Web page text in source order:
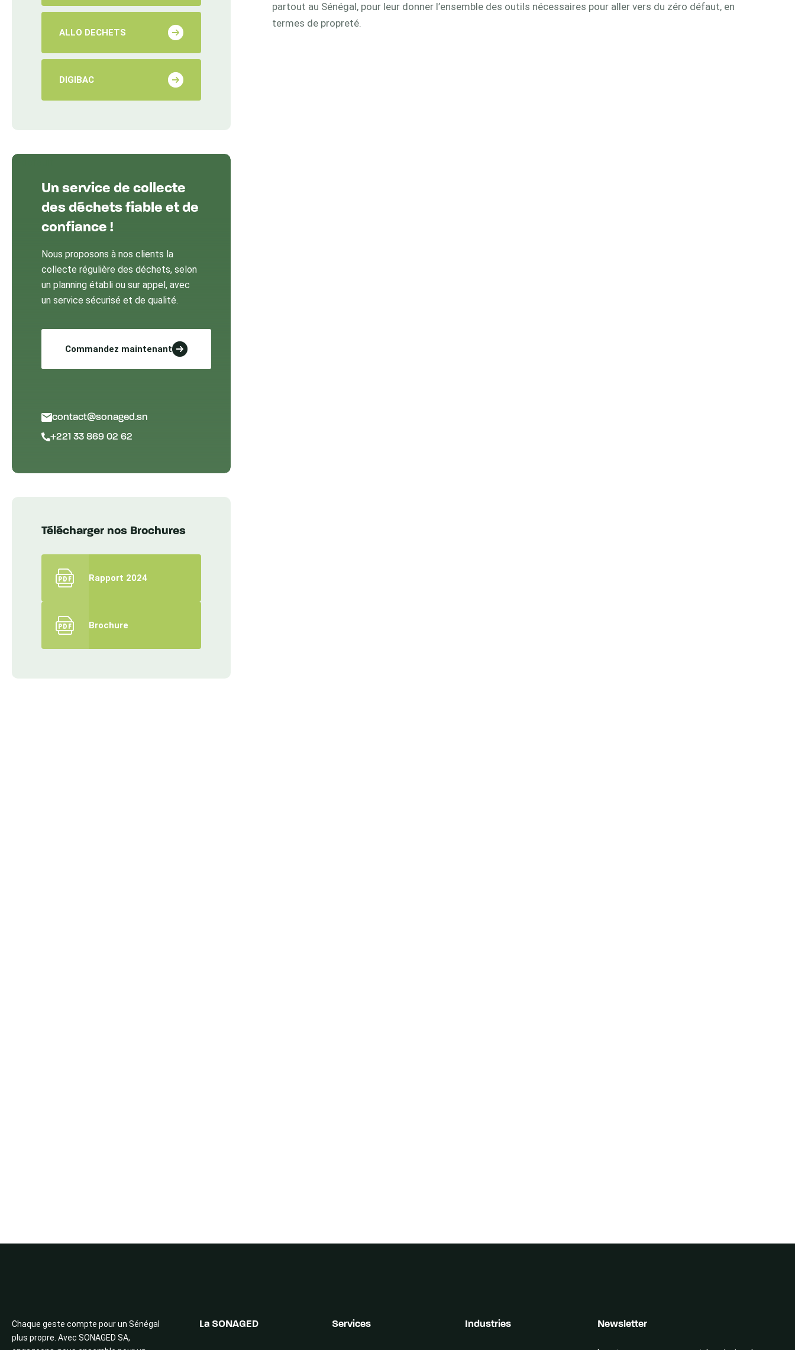
ALLO DECHETS
DIGIBAC
Un service de collecte
des déchets fiable et de
confiance !
Nous proposons à nos clients la
collecte régulière des déchets, selon
un planning établi ou sur appel, avec
un service sécurisé et de qualité.
Commandez maintenant
contact@sonaged.sn​
+221 33 869 02 62​
Télécharger nos Brochures
Rapport 2024
Brochure
partout au Sénégal, pour leur donner l’ensemble des outils nécessaires pour aller vers du zéro défaut, en
termes de propreté.
Chaque geste compte pour un Sénégal
plus propre. Avec SONAGED SA,
La SONAGED Services Industries Newsletter